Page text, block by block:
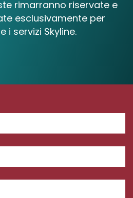
rimarranno riservate e
esclusivamente per
i servizi Skyline.